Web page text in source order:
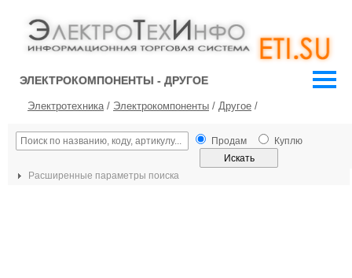
ЭЛЕКТРОКОМПОНЕНТЫ - ДРУГОЕ
Электротехника/ Электрокомпоненты / Другое /
Продам Куплю
Расширенные параметры поиска